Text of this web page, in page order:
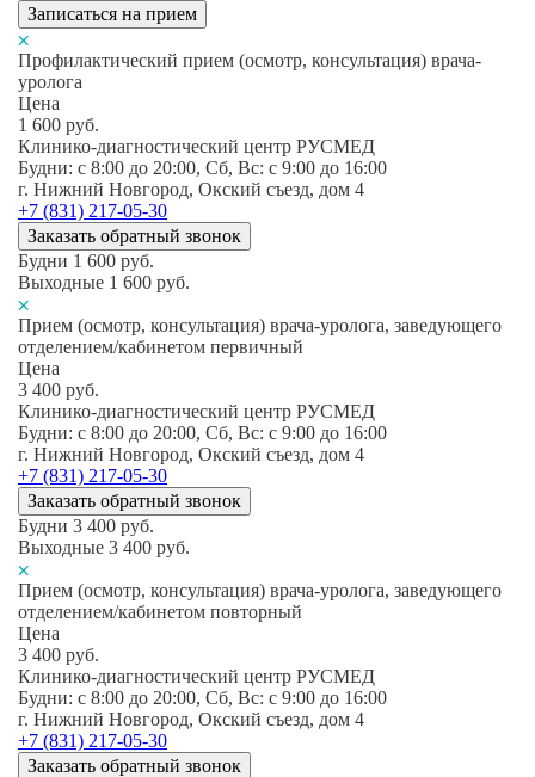
Записаться на прием
Профилактический прием (осмотр, консультация) врача-
уролога
Цена
1 600 руб.
Клинико-диагностический центр РУСМЕД
Будни: c 8:00 до 20:00, Сб, Вс: c 9:00 до 16:00
г. Нижний Новгород, Окский съезд, дом 4
+7 (831) 217-05-30
Заказать обратный звонок
Будни 1 600 руб.
Выходные 1 600 руб.
Прием (осмотр, консультация) врача-уролога, заведующего
отделением/кабинетом первичный
Цена
3 400 руб.
Клинико-диагностический центр РУСМЕД
Будни: c 8:00 до 20:00, Сб, Вс: c 9:00 до 16:00
г. Нижний Новгород, Окский съезд, дом 4
+7 (831) 217-05-30
Заказать обратный звонок
Будни 3 400 руб.
Выходные 3 400 руб.
Прием (осмотр, консультация) врача-уролога, заведующего
отделением/кабинетом повторный
Цена
3 400 руб.
Клинико-диагностический центр РУСМЕД
Будни: c 8:00 до 20:00, Сб, Вс: c 9:00 до 16:00
г. Нижний Новгород, Окский съезд, дом 4
+7 (831) 217-05-30
Заказать обратный звонок